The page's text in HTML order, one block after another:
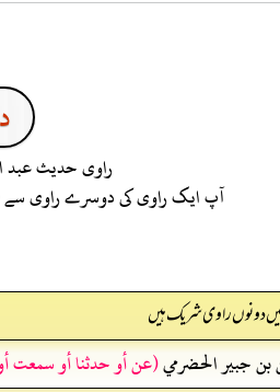
راوی حدیثعبد
آپ ایک راوی کی دوسرے راوی سے
دونوں راوی شریک ہیں
بن جبير الحضرمي(عن أو حدثنا أو سمعت